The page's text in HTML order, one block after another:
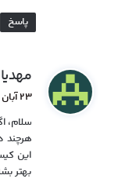
پاسخ
۲۳ آبان ۱۴۰۲ در ۲:۱۲ ق٫ظ
سلام،
هرچند
این
بهتر